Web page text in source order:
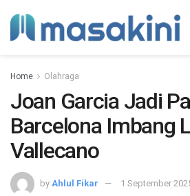
Home Olahraga
Joan Garcia Jadi
Barcelona Imbang
Vallecano
by Ahlul Fikar 1 September